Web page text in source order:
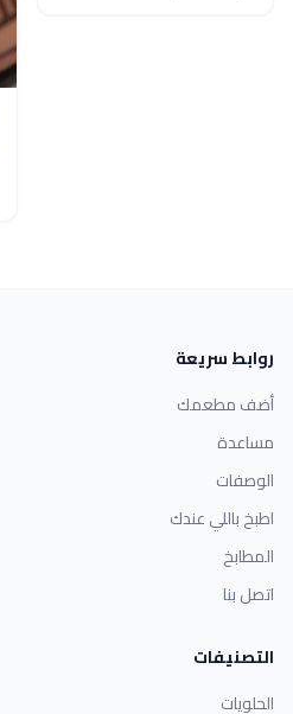
روابط سريعة
أضف مطعمك
مساعدة
الوصفات
اطبخ باللي عندك
المطابخ
اتصل بنا
التصنيفات
الحلويات